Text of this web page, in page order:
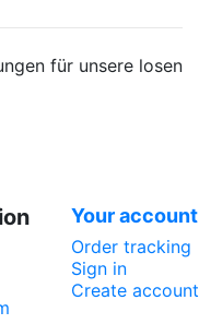
für unsere losen
Your account
Order tracking
Sign in
Create account